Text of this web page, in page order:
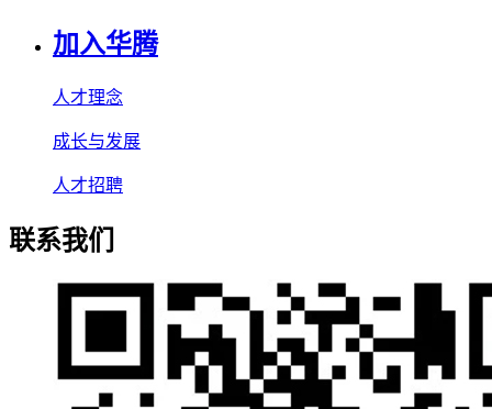
加入华腾
人才理念
成长与发展
人才招聘
联系我们